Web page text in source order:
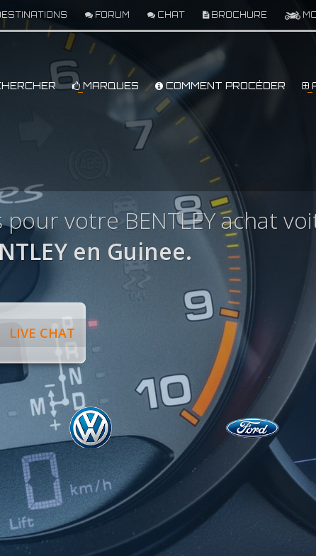
FORUM CHAT BROCHURE
MARQUES COMMENT PROCÉDER
votre BENTLEY achat
en Guinee.
LIVE CHAT